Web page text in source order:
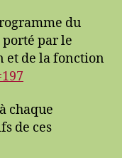
du
porté par le
et de la fonction
chaque
de ces